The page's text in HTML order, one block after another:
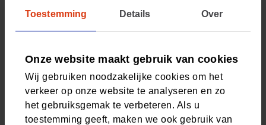
Toestemming Details Over
Onze website maakt gebruik van cookies
Wij gebruiken noodzakelijke cookies om het
verkeer op onze website te analyseren en zo
het gebruiksgemak te verbeteren. Als u
toestemming geeft, maken we ook gebruik van
Jaarverslag
Wat zijn de ontwikkelingen in zorg? Wat doet CZ om de
En hoe tevreden zijn onze verzekerden en medewerkers?
Bekijk de resultaten en cijfers in ons Jaarverslag